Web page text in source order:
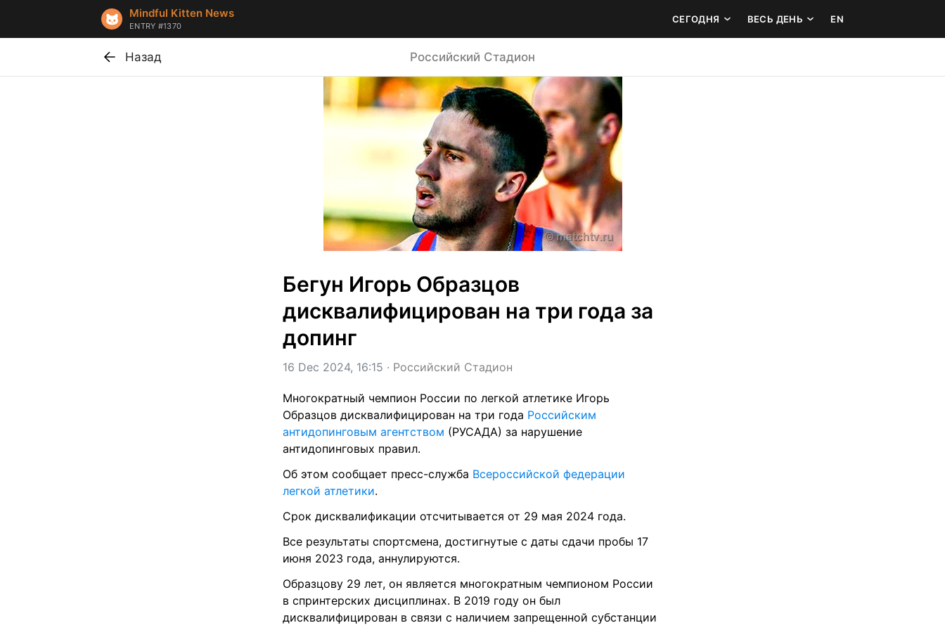
Mindful Kitten News
ENTRY #1370
СЕГОДНЯ ВЕСЬ ДЕНЬ EN
Назад Российский Стадион
Бегун Игорь Образцов
дисквалифицирован на три года за
допинг
16 Dec 2024, 16:15 · Российский Стадион
Многократный чемпион России по легкой атлетике Игорь
Образцов дисквалифицирован на три года Российским
антидопинговым агентством (РУСАДА) за нарушение
антидопинговых правил.
Об этом сообщает пресс-служба Всероссийской федерации
легкой атлетики.
Срок дисквалификации отсчитывается от 29 мая 2024 года.
Все результаты спортсмена, достигнутые с даты сдачи пробы 17
июня 2023 года, аннулируются.
Образцову 29 лет, он является многократным чемпионом России
в спринтерских дисциплинах. В 2019 году он был
дисквалифицирован в связи с наличием запрещенной субстанции